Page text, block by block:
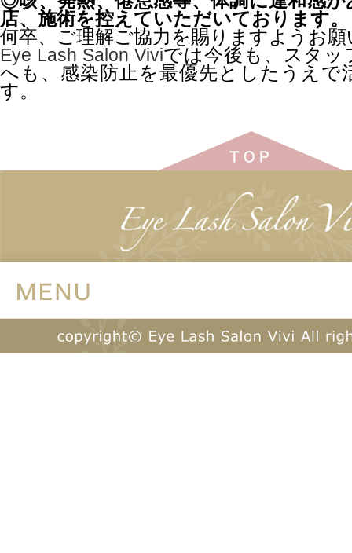
店、施術を控えていただいております。
何卒、ご理解ご協力を賜りますようお
Eye Lash Salon Viviでは今後も、スタッ
へも、感染防止を最優先としたうえで
す。